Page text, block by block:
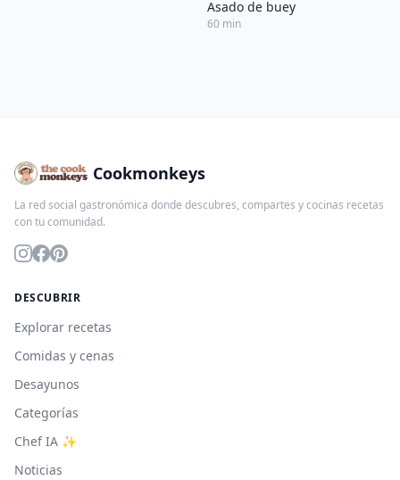
Asado de buey
60 min
Cookmonkeys
La red social gastronómica donde descubres, compartes y cocinas recetas
con tu comunidad.
DESCUBRIR
Explorar recetas
Comidas y cenas
Desayunos
Categorías
Chef IA ✨
Noticias